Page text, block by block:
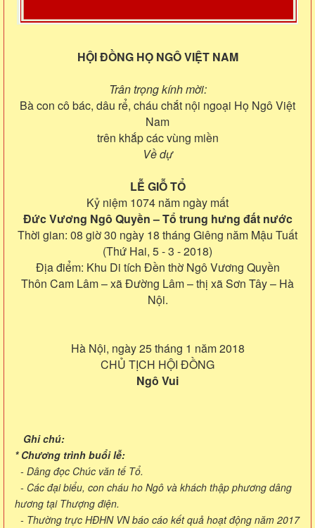
HỘI ĐỒNG HỌ NGÔ VIỆT NAM
Trân trọng kính mời:
Bà con cô bác, dâu rể, cháu chắt nội ngoại Họ Ngô Việt
Nam
trên khắp các vùng miền
Về dự
LỄ GIỖ TỔ
Kỷ niệm 1074 năm ngày mất
Đức Vương Ngô Quyền – Tổ trung hưng đất nước
Thời gian: 08 giờ 30 ngày 18 tháng Giêng năm Mậu Tuất
(Thứ Hai, 5 - 3 - 2018)
Địa điểm: Khu Di tích Đền thờ Ngô Vương Quyền
Thôn Cam Lâm – xã Đường Lâm – thị xã Sơn Tây – Hà
Nội.
Hà Nội, ngày 25 tháng 1 năm 2018
CHỦ TỊCH HỘI ĐỒNG
Ngô Vui
Ghi chú:
* Chương trình buổi lễ:
- Dâng đọc Chúc văn tế Tổ.
- Các đại biểu, con cháu ho Ngô và khách thập phương dâng
hương tại Thượng điện.
- Thường trực HĐHN VN báo cáo kết quả hoạt động năm 2017